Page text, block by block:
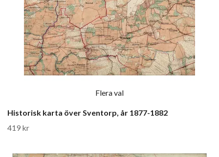
Flera val
Historisk karta över Sventorp, år 1877-1882
419 kr